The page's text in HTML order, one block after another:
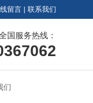
留言 | 联系我们
国服务热线：
们